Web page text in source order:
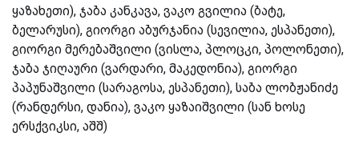
ყაზახეთი), ჯაბა კანკავა, ვაკო გვილია (ბატე,
ბელარუსი), გიორგი აბურჯანია (სევილია, ესპანეთი),
გიორგი მერებაშვილი (ვისლა, პლოცკი, პოლონეთი),
ჯაბა ჯიღაური (ვარდარი, მაკედონია), გიორგი
პაპუნაშვილი (სარაგოსა, ესპანეთი), საბა ლობჟანიძე
(რანდერსი, დანია), ვაკო ყაზაიშვილი (სან ხოსე
ერსქვიკსი, აშშ)